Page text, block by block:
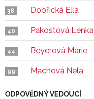
38 Dobřická Ella
40 Pakostová Lenka
44 Beyerová Marie
99 Machová Nela
ODPOVĚDNÝ VEDOUCÍ